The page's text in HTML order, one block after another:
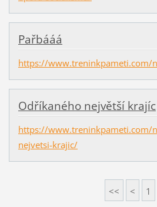
Pařbááá
https://www.treninkpameti.com/
Odříkaného největší krajíc
https://www.treninkpameti.com/
nejvetsi-krajic/
<< < 1